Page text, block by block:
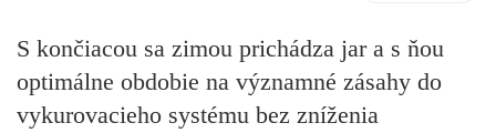
S končiacou sa zimou prichádza jar a s ňou
optimálne obdobie na významné zásahy do
vykurovacieho systému bez zníženia